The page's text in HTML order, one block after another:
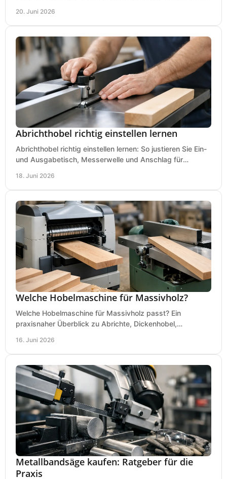
20. Juni 2026
Abrichthobel richtig einstellen lernen
Abrichthobel richtig einstellen lernen: So justieren Sie Ein-
und Ausgabetisch, Messerwelle und Anschlag für
18. Juni 2026
Welche Hobelmaschine für Massivholz?
Welche Hobelmaschine für Massivholz passt? Ein
praxisnaher Überblick zu Abrichte, Dickenhobel,
16. Juni 2026
Metallbandsäge kaufen: Ratgeber für die
Praxis